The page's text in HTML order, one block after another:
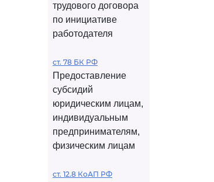
трудового договора
по инициативе
работодателя
ст. 78 БК РФ
Предоставление
субсидий
юридическим лицам,
индивидуальным
предпринимателям,
физическим лицам
ст. 12.8 КоАП РФ